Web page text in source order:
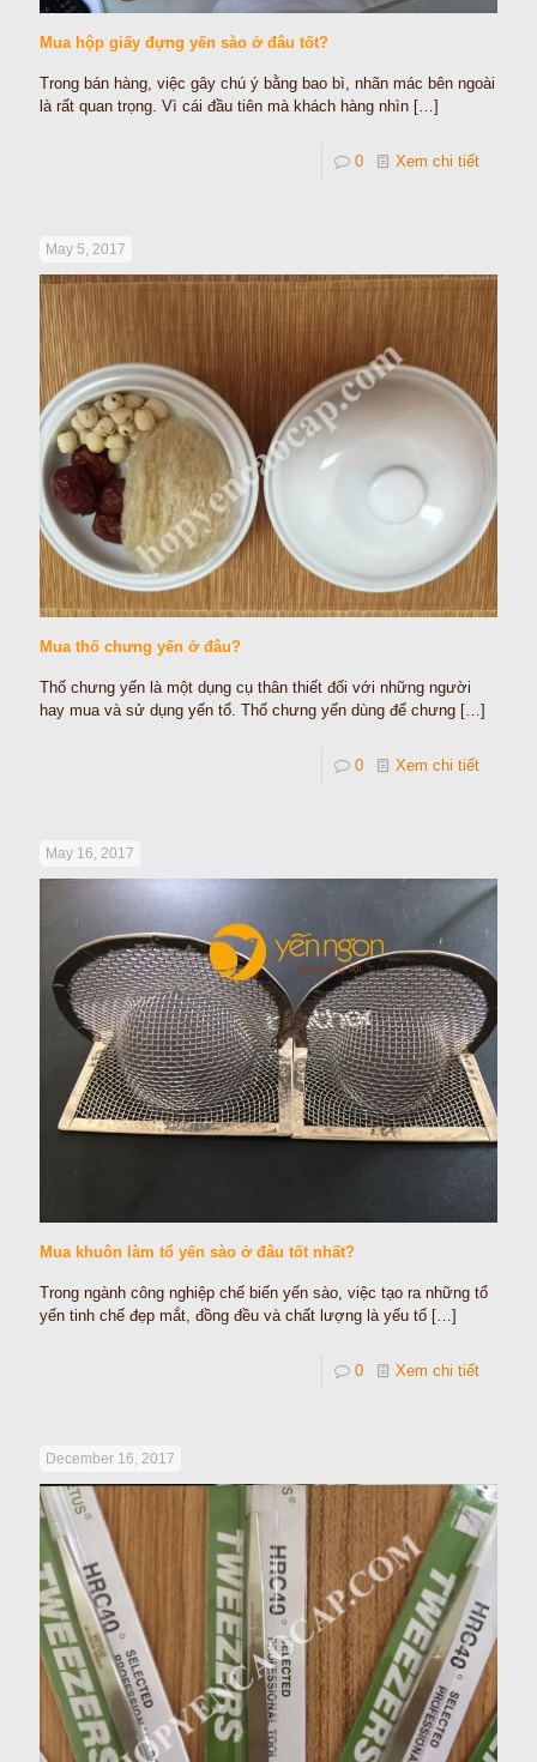
Mua hộp giấy đựng yến sào ở đâu tốt?
Trong bán hàng, việc gây chú ý bằng bao bì, nhãn mác bên ngoài
là rất quan trọng. Vì cái đầu tiên mà khách hàng nhìn […]
0 Xem chi tiết
May 5, 2017
Mua thố chưng yến ở đâu?
Thố chưng yến là một dụng cụ thân thiết đối với những người
hay mua và sử dụng yến tổ. Thố chưng yến dùng để chưng […]
0 Xem chi tiết
May 16, 2017
Mua khuôn làm tổ yến sào ở đâu tốt nhất?
Trong ngành công nghiệp chế biến yến sào, việc tạo ra những tổ
yến tinh chế đẹp mắt, đồng đều và chất lượng là yếu tố […]
0 Xem chi tiết
December 16, 2017